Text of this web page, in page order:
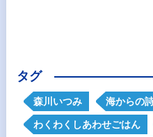
タグ
森川いつみ 海からの
わくわくしあわせごはん